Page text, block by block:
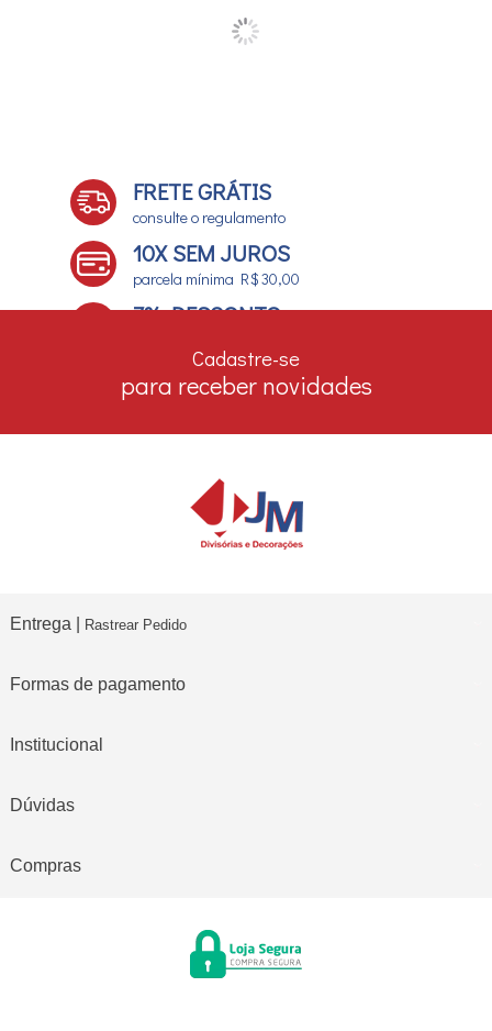
FRETE GRÁTIS
consulte o regulamento
10X SEM JUROS
parcela mínima R$ 30,00
7% DESCONTO
Cadastre-se
para receber novidades
Entrega | Rastrear Pedido
Formas de pagamento
Institucional
Dúvidas
Compras